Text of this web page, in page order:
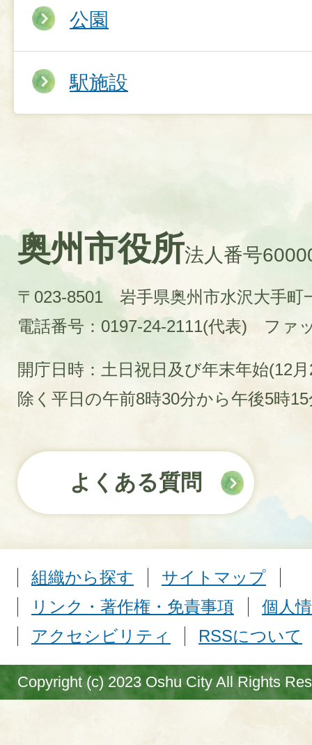
公園
駅施設
奥州市役所法人番号
〒023-8501 岩手県奥州市水沢大手町
電話番号：0197-24-2111(代表)
ファ
開庁日時：土日祝日及び年末年始(12
除く平日の午前8時30分から午後5時
よくある質問
組織から探す
サイトマップ
リンク・著作権・免責事項
個人
アクセシビリティ
RSSについて
Copyright (c) 2023 Oshu City All Rights